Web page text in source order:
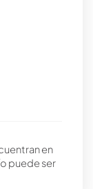
en
puede ser